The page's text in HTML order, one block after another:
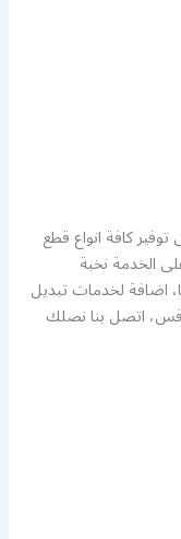
كافة انواع قطع
الخدمة نخبة
اضافة لخدمات تبديل
اتصل بنا نصلك